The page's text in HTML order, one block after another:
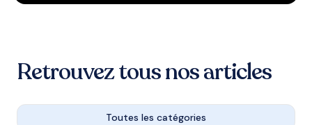
Retrouvez tous nos articles
Toutes les catégories